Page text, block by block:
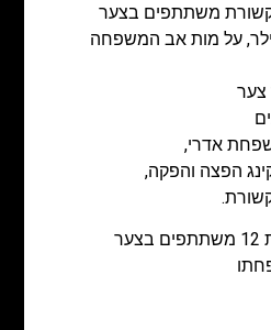
תקשורת משתתפים בצער
על מות אב המשפחה
צער
אדרי,
הפצה והפקה,